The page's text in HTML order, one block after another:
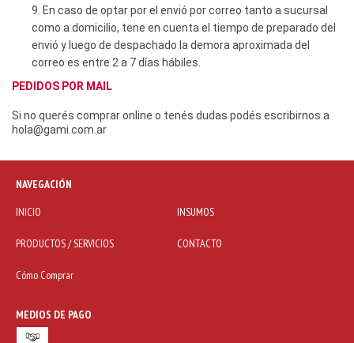
En caso de optar por el envió por correo tanto a sucursal
como a domicilio, tene en cuenta el tiempo de preparado del
envió y luego de despachado la demora aproximada del
correo es entre 2 a 7 días hábiles.
PEDIDOS POR MAIL
Si no querés comprar online o tenés dudas podés escribirnos a
hola@gami.com.ar
NAVEGACIÓN
INICIO
INSUMOS
PRODUCTOS / SERVICIOS CONTACTO
Cómo Comprar
MEDIOS DE PAGO